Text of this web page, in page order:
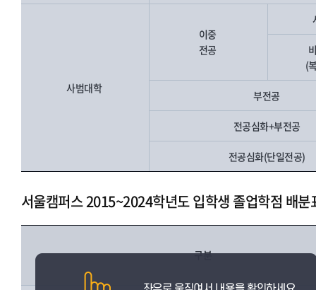
사범대학
이중
전공
(
부전공
전공심화+부전공
전공심화(단일전공)
서울캠퍼스 2015~2024학년도 입학생 졸업학점 배분
구분